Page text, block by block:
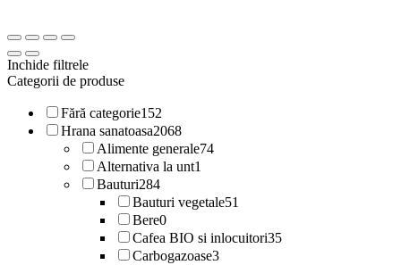
Inchide filtrele
Categorii de produse
Fără categorie152
Hrana sanatoasa2068
Alimente generale74
Alternativa la unt1
Bauturi284
Bauturi vegetale51
Bere0
Cafea BIO si inlocuitori35
Carbogazoase3